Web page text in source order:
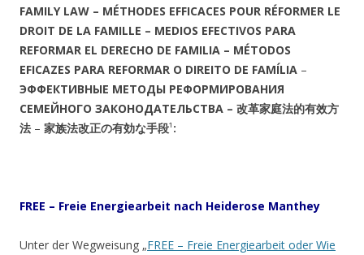
FAMILY LAW – MÉTHODES EFFICACES POUR RÉFORMER LE
DROIT DE LA FAMILLE – MEDIOS EFECTIVOS PARA
REFORMAR EL DERECHO DE FAMILIA – MÉTODOS
EFICAZES PARA REFORMAR O DIREITO DE FAMÍLIA –
ЭФФЕКТИВНЫЕ МЕТОДЫ РЕФОРМИРОВАНИЯ
СЕМЕЙНОГО ЗАКОНОДАТЕЛЬСТВА – 改革家庭法的有效方
法 – 家族法改正の有効な手段¹:
FREE – Freie Energiearbeit nach Heiderose Manthey
Unter der Wegweisung „FREE – Freie Energiearbeit oder Wie